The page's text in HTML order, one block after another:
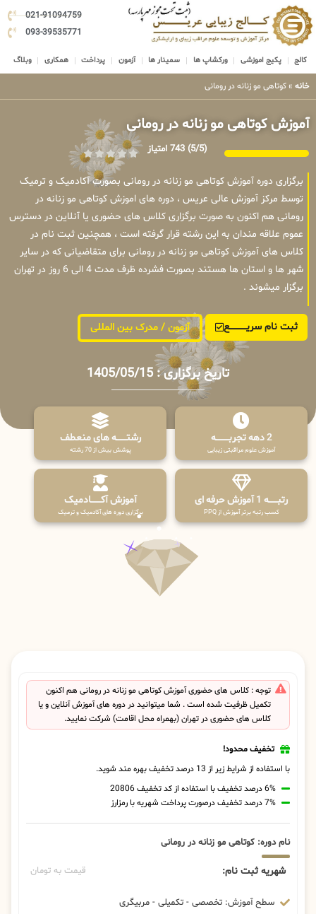
021-91094759
093-39535771
کالج پکیج اموزشی ورکشاپ ها سمینار ها آزمون پرداخت همکاری وبلاگ
خانه » کوتاهی مو زنانه در رومانی
آموزش کوتاهی مو زنانه در رومانی
(5/5) 743 امتیاز
برگزاری دوره آموزش کوتاهی مو زنانه در رومانی بصورت آکادمیک و ترمیک
توسط مرکز آموزش عالی عریس ، دوره های اموزش کوتاهی مو زنانه در
رومانی هم اکنون به صورت برگزاری کلاس های حضوری یا آنلاین در دسترس
عموم علاقه مندان به این رشته قرار گرفته است ، همچنین ثبت نام در
کلاس های آموزش کوتاهی مو زنانه در رومانی برای متقاضیانی که در سایر
شهر ها و استان ها هستند بصورت فشرده ظرف مدت 4 الی 6 روز در تهران
برگزار میشوند .
ثبت نام سریــــــــــــع آزمون / مدرک بین المللی
تاریخ برگزاری : 1405/05/15
2 دهه تجربـــــــــه
آموزش علوم مراقبتی زیبایی
رشتـــــــه های منعطف
پوشش بیش از 70 رشته
رتبــــــه 1 آموزش حرفه ای
کسب رتبه برتر آموزش از PPQ
آموزش آکـــــــادمیک
برگزاری دوره های آکادمیک و ترمیک
توجه : کلاس های حضوری آموزش کوتاهی مو زنانه در رومانی هم اکنون
تکمیل ظرفیت شده است . شما میتوانید در دوره های آموزش آنلاین و یا
کلاس های حضوری در تهران (بهمراه محل اقامت) شرکت نمایید.
تخفیف محدود!
با استفاده از شرایط زیر از 13 درصد تخفیف بهره مند شوید.
6% درصد تخفیف با استفاده از کد تخفیف 20806
7% درصد تخفیف درصورت پرداخت شهریه با رمزارز
نام دوره: کوتاهی مو زنانه در رومانی
شهریه ثبت نام: قیمت به تومان
سطح آموزش: تخصصی - تکمیلی - مربیگری